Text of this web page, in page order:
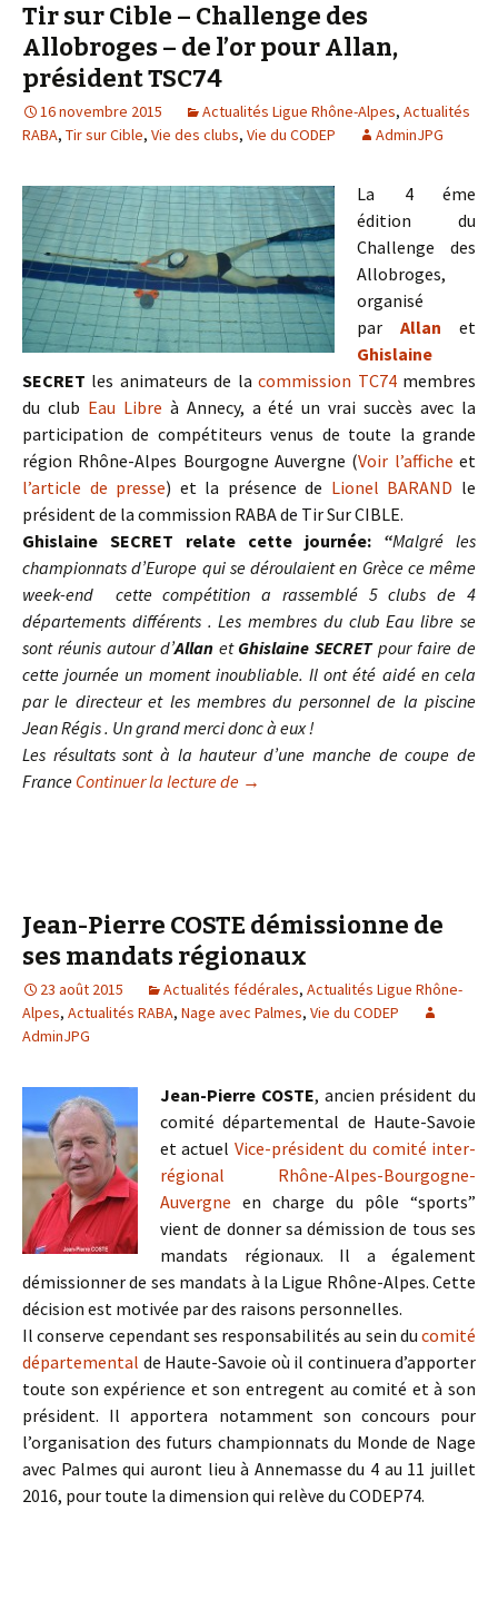
Tir sur Cible – Challenge des
Allobroges – de l’or pour Allan,
président TSC74
16 novembre 2015 Actualités Ligue Rhône-Alpes, Actualités
RABA, Tir sur Cible, Vie des clubs, Vie du CODEP AdminJPG
La 4 éme
édition du
Challenge des
Allobroges,
organisé
par Allan
et
Ghislaine
SECRET les animateurs de lacommission TC74membres
du club Eau Libre à Annecy, a été un vrai succès avec la
participation de compétiteurs venus de toute la grande
région Rhône-Alpes Bourgogne Auvergne (Voir l’affiche et
l’article de presse) et la présence de Lionel BARAND le
président de la commission RABA de Tir Sur CIBLE.
Ghislaine SECRET relate cette journée: “Malgré les
championnats d’Europe qui se déroulaient en Grèce ce même
week-end cette compétition a rassemblé 5 clubs de 4
départements différents . Les membres du club Eau libre se
sont réunis autour d’Allanet Ghislaine SECRETpour faire de
cette journée un moment inoubliable. Il ont été aidé en cela
par le directeur et les membres du personnel de la piscine
Jean Régis . Un grand merci donc à eux !
Les résultats sont à la hauteur d’une manche de coupe de
France Continuer la lecture de Tir sur Cible – Challenge des
→
Jean-Pierre COSTE démissionne de
ses mandats régionaux
23 août 2015 Actualités fédérales, Actualités Ligue Rhône-
Alpes, Actualités RABA, Nage avec Palmes, Vie du CODEP
AdminJPG
Jean-Pierre COSTE, ancien président du
comité départemental de Haute-Savoie
et actuel Vice-président du comité inter-
régional Rhône-Alpes-Bourgogne-
Auvergne en charge du pôle “sports”
vient de donner sa démission de tous ses
mandats régionaux. Il a également
démissionner de ses mandats à la Ligue Rhône-Alpes. Cette
décision est motivée par des raisons personnelles.
Il conserve cependant ses responsabilités au sein du comité
départemental de Haute-Savoie où il continuera d’apporter
toute son expérience et son entregent au comité et à son
président. Il apportera notamment son concours pour
l’organisation des futurs championnats du Monde de Nage
avec Palmes qui auront lieu à Annemasse du 4 au 11 juillet
2016, pour toute la dimension qui relève du CODEP74.